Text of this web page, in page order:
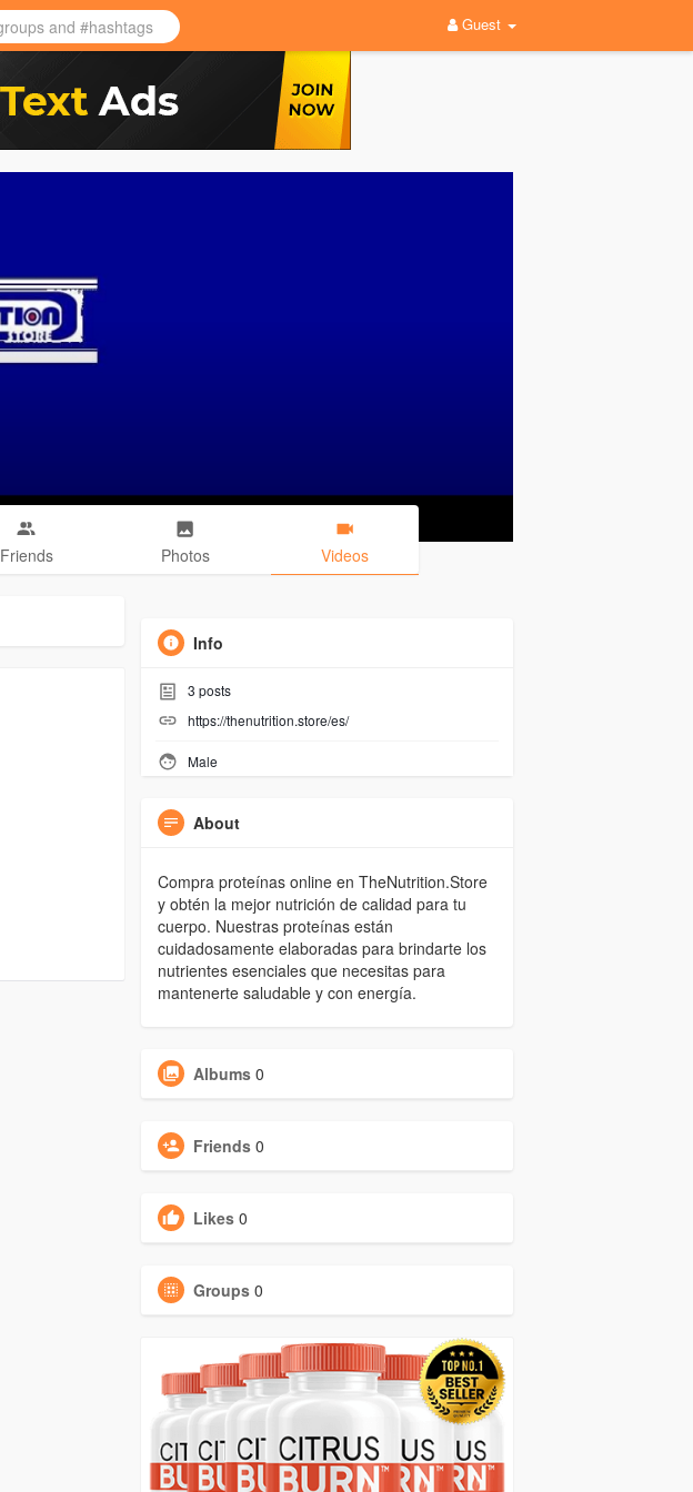
Guest
Friends Photos Videos
Info
3 posts
https://thenutrition.store/es/
Male
About
Compra proteínas online en TheNutrition.Store
y obtén la mejor nutrición de calidad para tu
cuerpo. Nuestras proteínas están
cuidadosamente elaboradas para brindarte los
nutrientes esenciales que necesitas para
mantenerte saludable y con energía.
Albums 0
Friends 0
Likes 0
Groups 0